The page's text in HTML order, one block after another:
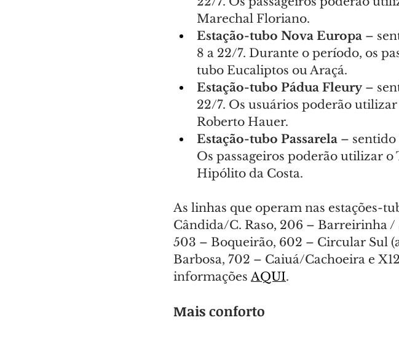
Marechal Floriano.
Estação-tubo Nova Europa –
8 a 22/7. Durante o período, os
tubo Eucaliptos ou Araçá.
Estação-tubo Pádua Fleury –
22/7. Os usuários poderão
Roberto Hauer.
Estação-tubo Passarela – sentido
Os passageiros poderão utilizar
Hipólito da Costa.
As linhas que operam nas estações-
Cândida/C. Raso, 206 – Barreirinha /
503 – Boqueirão, 602 – Circular Sul
Barbosa, 702 – Caiuá/Cachoeira e
informações AQUI.
Mais conforto